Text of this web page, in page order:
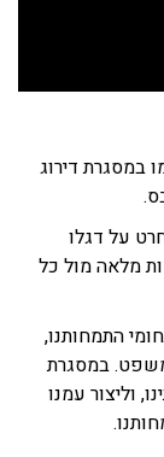
במסגרת דירוג
על דגלו
מלאה מול כל
התמחותנו,
במסגרת
וליצור עמנו